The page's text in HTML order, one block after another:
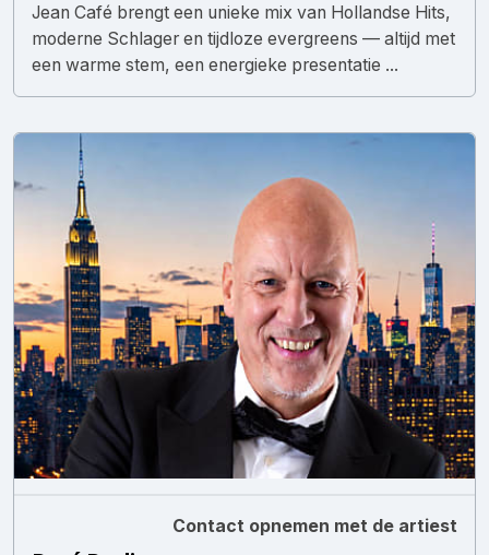
Jean Café brengt een unieke mix van Hollandse Hits,
moderne Schlager en tijdloze evergreens — altijd met
een warme stem, een energieke presentatie ...
Contact opnemen met de artiest